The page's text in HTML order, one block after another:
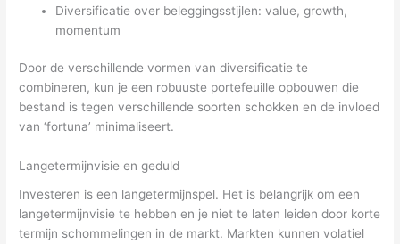
Diversificatie over beleggingsstijlen: value, growth,
momentum
Door de verschillende vormen van diversificatie te
combineren, kun je een robuuste portefeuille opbouwen die
bestand is tegen verschillende soorten schokken en de invloed
van ‘fortuna’ minimaliseert.
Langetermijnvisie en geduld
Investeren is een langetermijnspel. Het is belangrijk om een
langetermijnvisie te hebben en je niet te laten leiden door korte
termijn schommelingen in de markt. Markten kunnen volatiel